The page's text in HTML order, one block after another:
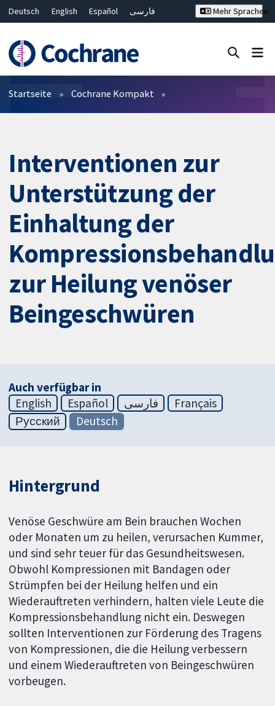
Deutsch English Español
فارسی
Bahasa Malaysia
ไทย
繁體中文
简体中文
Mehr Sprachen
Filter
Startseite Cochrane Kompakt
Interventionen zur
Unterstützung der
Einhaltung der
zur Heilung venöser
Beingeschwüren
Auch verfügbar in
English
Español فارسی
Français
Русский
Deutsch
Hintergrund
Venöse Geschwüre am Bein brauchen Wochen
oder Monaten um zu heilen, verursachen Kummer,
und sind sehr teuer für das Gesundheitswesen.
Obwohl Kompressionen mit Bandagen oder
Strümpfen bei der Heilung helfen und ein
Wiederauftreten verhindern, halten viele Leute die
Kompressionsbehandlung nicht ein. Deswegen
sollten Interventionen zur Förderung des Tragens
von Kompressionen, die die Heilung verbessern
und einem Wiederauftreten von Beingeschwüren
vorbeugen.